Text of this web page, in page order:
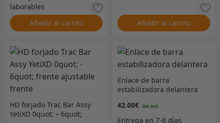
Añadir al carrito Añadir al carrito
HD forjado Trac Bar Assy
YetiXD 0quot; – 6quot;
Enlace de barra
estabilizadora delantera
42.00€